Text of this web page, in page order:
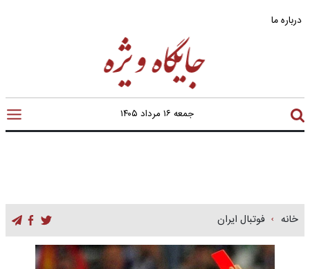
درباره ما
جمعه ۱۶ مرداد ۱۴۰۵
خانه فوتبال ایران